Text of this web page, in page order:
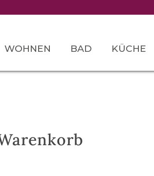
WOHNEN BAD KÜCHE